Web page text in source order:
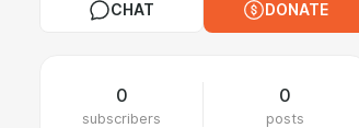
CHAT DONATE
0
subscribers
0
posts